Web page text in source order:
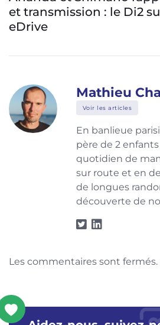
moteur à transmission
promet la fin des vitesses
Mathieu
Voir les articles
En banlieue
père de 2
quotidien de
sur route et en
de longues
découverte de
Les commentaires sont fermés.